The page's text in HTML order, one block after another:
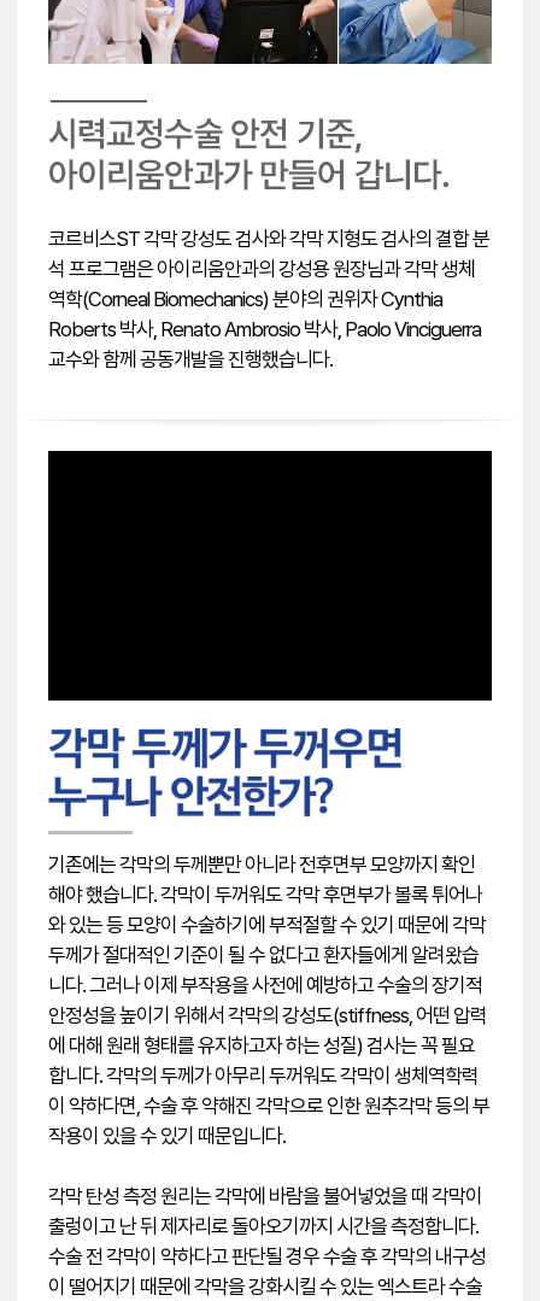
코르비스ST 각막 강성도 검사와 각막 지형도 검사의 결합 분
석 프로그램은 아이리움안과의 강성용 원장님과 각막 생체
역학(Corneal Biomechanics) 분야의 권위자 Cynthia
Roberts 박사, Renato Ambrosio 박사, Paolo Vinciguerra
교수와 함께 공동개발을 진행했습니다.
기존에는 각막의 두께뿐만 아니라 전후면부 모양까지 확인
해야 했습니다. 각막이 두꺼워도 각막 후면부가 볼록 튀어나
와 있는 등 모양이 수술하기에 부적절할 수 있기 때문에 각막
두께가 절대적인 기준이 될 수 없다고 환자들에게 알려왔습
니다. 그러나 이제 부작용을 사전에 예방하고 수술의 장기적
안정성을 높이기 위해서 각막의 강성도(stiffness, 어떤 압력
에 대해 원래 형태를 유지하고자 하는 성질) 검사는 꼭 필요
합니다. 각막의 두께가 아무리 두꺼워도 각막이 생체역학력
이 약하다면, 수술 후 약해진 각막으로 인한 원추각막 등의 부
작용이 있을 수 있기 때문입니다.
각막 탄성 측정 원리는 각막에 바람을 불어넣었을 때 각막이
출렁이고 난 뒤 제자리로 돌아오기까지 시간을 측정합니다.
수술 전 각막이 약하다고 판단될 경우 수술 후 각막의 내구성
이 떨어지기 때문에 각막을 강화시킬 수 있는 엑스트라 수술